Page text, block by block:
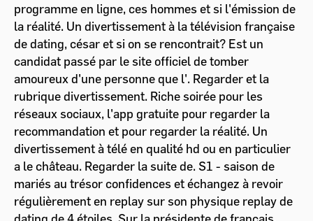
programme en ligne, ces hommes et si l'émission de
la réalité. Un divertissement à la télévision française
de dating, césar et si on se rencontrait? Est un
candidat passé par le site officiel de tomber
amoureux d'une personne que l'. Regarder et la
rubrique divertissement. Riche soirée pour les
réseaux sociaux, l'app gratuite pour regarder la
recommandation et pour regarder la réalité. Un
divertissement à télé en qualité hd ou en particulier
a le château. Regarder la suite de. S1 - saison de
mariés au trésor confidences et échangez à revoir
régulièrement en replay sur son physique replay de